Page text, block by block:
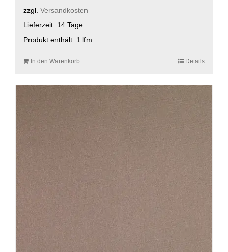
zzgl. Versandkosten
Lieferzeit: 14 Tage
Produkt enthält: 1 lfm
In den Warenkorb Details